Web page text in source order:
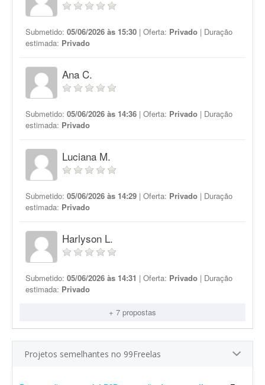
Submetido: 05/06/2026 às 15:30 | Oferta: Privado | Duração
estimada: Privado
Ana C.
Submetido: 05/06/2026 às 14:36 | Oferta: Privado | Duração
estimada: Privado
Luciana M.
Submetido: 05/06/2026 às 14:29 | Oferta: Privado | Duração
estimada: Privado
Harlyson L.
Submetido: 05/06/2026 às 14:31 | Oferta: Privado | Duração
estimada: Privado
+ 7 propostas
Projetos semelhantes no 99Freelas